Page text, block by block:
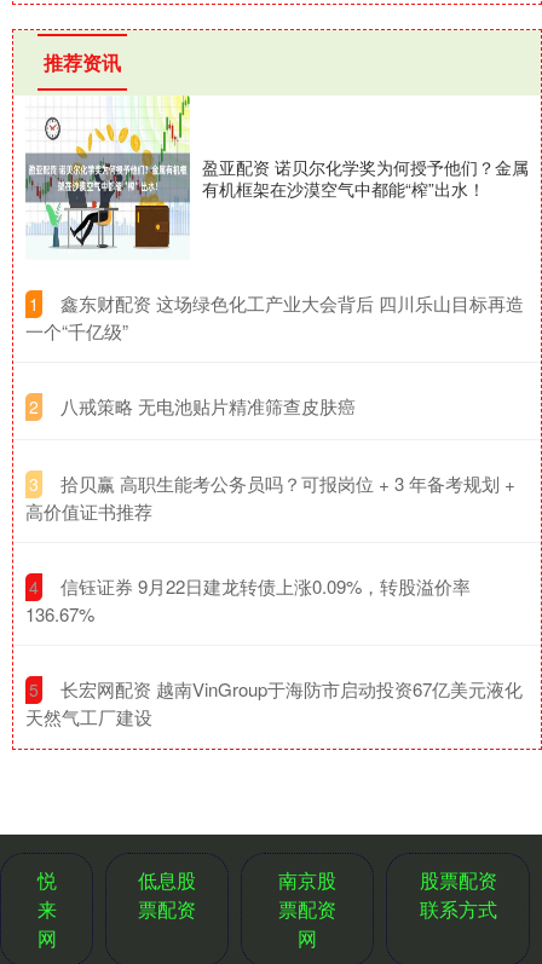
推荐资讯
盈亚配资 诺贝尔化学奖为何授予他们？金属
有机框架在沙漠空气中都能“榨”出水！
1
​鑫东财配资 这场绿色化工产业大会背后 四川乐山目标再造
一个“千亿级”
2 ​八戒策略 无电池贴片精准筛查皮肤癌
3
​拾贝赢 高职生能考公务员吗？可报岗位 + 3 年备考规划 +
高价值证书推荐
4
​信钰证券 9月22日建龙转债上涨0.09%，转股溢价率
136.67%
5
​长宏网配资 越南VinGroup于海防市启动投资67亿美元液化
天然气工厂建设
悦
来
网
低息股
票配资
南京股
票配资
网
股票配资
联系方式